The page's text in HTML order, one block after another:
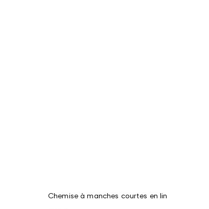
Chemise à manches courtes en lin